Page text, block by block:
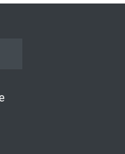
i la bellesa